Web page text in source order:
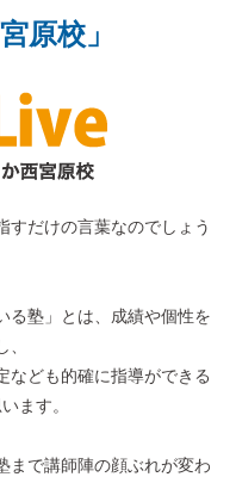
原校」
すだけの言葉なのでしょう
る塾」とは、成績や個性を
なども的確に指導ができる
ます。
まで講師陣の顔ぶれが変わ